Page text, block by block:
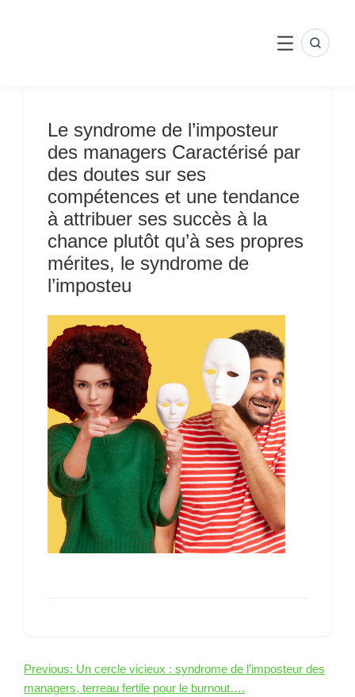
MENU
Le syndrome de l’imposteur
des managers Caractérisé par
des doutes sur ses
compétences et une tendance
à attribuer ses succès à la
chance plutôt qu’à ses propres
mérites, le syndrome de
l’imposteu
Navigation
de
Previous: Un cercle vicieux : syndrome de l’imposteur des
managers, terreau fertile pour le burnout….